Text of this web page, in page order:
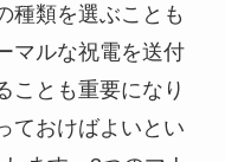
種類を選ぶことも
マルな祝電を送付
ことも重要になり
ておけばよいとい